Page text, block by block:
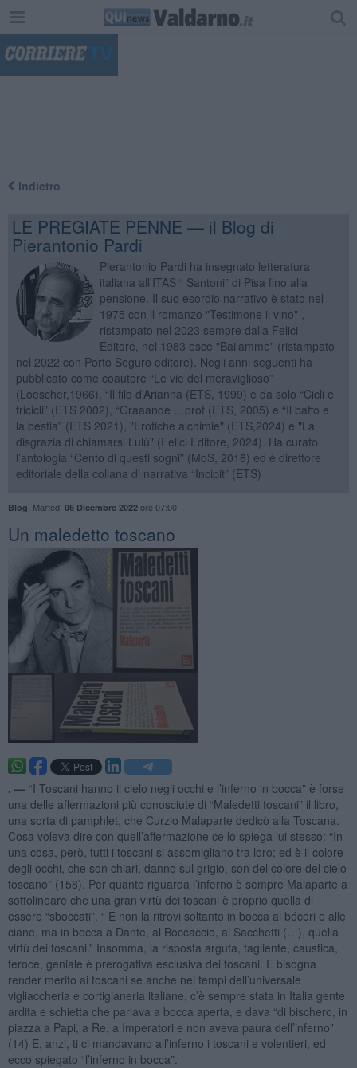
Indietro
LE PREGIATE PENNE — il Blog di
Pierantonio Pardi
Pierantonio Pardi ha insegnato letteratura
italiana all’ITAS “ Santoni” di Pisa fino alla
pensione. Il suo esordio narrativo è stato nel
1975 con il romanzo "Testimone il vino" ,
ristampato nel 2023 sempre dalla Felici
Editore, nel 1983 esce "Bailamme" (ristampato
nel 2022 con Porto Seguro editore). Negli anni seguenti ha
pubblicato come coautore “Le vie del meraviglioso”
(Loescher,1966), “Il filo d’Arianna (ETS, 1999) e da solo “Cicli e
tricicli” (ETS 2002), “Graaande …prof (ETS, 2005) e “Il baffo e
la bestia” (ETS 2021), "Erotiche alchimie" (ETS,2024) e "La
disgrazia di chiamarsi Lulù" (Felici Editore, 2024). Ha curato
l’antologia “Cento di questi sogni” (MdS, 2016) ed è direttore
editoriale della collana di narrativa “Incipit” (ETS)
Blog Martedì 06 Dicembre 2022ore 07:00
​Un maledetto toscano
. — “I Toscani hanno il cielo negli occhi e l’inferno in bocca” è forse
una delle affermazioni più conosciute di “Maledetti toscani” il libro,
una sorta di pamphlet, che Curzio Malaparte dedicò alla Toscana.
Cosa voleva dire con quell’affermazione ce lo spiega lui stesso: “In
una cosa, però, tutti i toscani si assomigliano tra loro; ed è il colore
degli occhi, che son chiari, danno sul grigio, son del colore del cielo
toscano” (158). Per quanto riguarda l’inferno è sempre Malaparte a
sottolineare che una gran virtù dei toscani è proprio quella di
essere “sboccati”. “ E non la ritrovi soltanto in bocca ai béceri e alle
ciane, ma in bocca a Dante, al Boccaccio, al Sacchetti (…), quella
virtù dei toscani.” Insomma, la risposta arguta, tagliente, caustica,
feroce, geniale è prerogativa esclusiva dei toscani. E bisogna
render merito ai toscani se anche nei tempi dell’universale
vigliaccheria e cortigianeria italiane, c’è sempre stata in Italia gente
ardita e schietta che parlava a bocca aperta, e dava “di bischero, in
piazza a Papi, a Re, a Imperatori e non aveva paura dell’inferno”
(14) E, anzi, ti ci mandavano all’inferno i toscani e volentieri, ed
ecco spiegato “l’inferno in bocca”.